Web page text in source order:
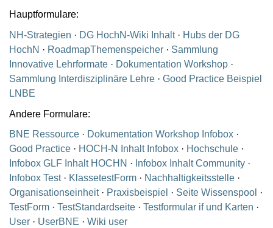
Hauptformulare:
NH-Strategien · DG HochN-Wiki Inhalt · Hubs der DG
HochN · RoadmapThemenspeicher · Sammlung
Innovative Lehrformate · Dokumentation Workshop ·
Sammlung Interdisziplinäre Lehre · Good Practice Beispiel
LNBE
Andere Formulare:
BNE Ressource · Dokumentation Workshop Infobox ·
Good Practice · HOCH-N Inhalt Infobox · Hochschule ·
Infobox GLF Inhalt HOCHN · Infobox Inhalt Community ·
Infobox Test · KlassetestForm · Nachhaltigkeitsstelle ·
Organisationseinheit · Praxisbeispiel · Seite Wissenspool ·
TestForm · TestStandardseite · Testformular if und Karten ·
User · UserBNE · Wiki user